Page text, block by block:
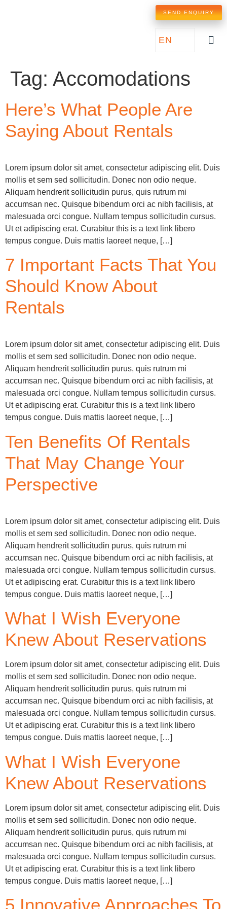
SEND ENQUIRY
EN
Tag: Accomodations
Here’s What People Are
Saying About Rentals
Lorem ipsum dolor sit amet, consectetur adipiscing elit. Duis
mollis et sem sed sollicitudin. Donec non odio neque.
Aliquam hendrerit sollicitudin purus, quis rutrum mi
accumsan nec. Quisque bibendum orci ac nibh facilisis, at
malesuada orci congue. Nullam tempus sollicitudin cursus.
Ut et adipiscing erat. Curabitur this is a text link libero
tempus congue. Duis mattis laoreet neque, […]
7 Important Facts That You
Should Know About
Rentals
Lorem ipsum dolor sit amet, consectetur adipiscing elit. Duis
mollis et sem sed sollicitudin. Donec non odio neque.
Aliquam hendrerit sollicitudin purus, quis rutrum mi
accumsan nec. Quisque bibendum orci ac nibh facilisis, at
malesuada orci congue. Nullam tempus sollicitudin cursus.
Ut et adipiscing erat. Curabitur this is a text link libero
tempus congue. Duis mattis laoreet neque, […]
Ten Benefits Of Rentals
That May Change Your
Perspective
Lorem ipsum dolor sit amet, consectetur adipiscing elit. Duis
mollis et sem sed sollicitudin. Donec non odio neque.
Aliquam hendrerit sollicitudin purus, quis rutrum mi
accumsan nec. Quisque bibendum orci ac nibh facilisis, at
malesuada orci congue. Nullam tempus sollicitudin cursus.
Ut et adipiscing erat. Curabitur this is a text link libero
tempus congue. Duis mattis laoreet neque, […]
What I Wish Everyone
Knew About Reservations
Lorem ipsum dolor sit amet, consectetur adipiscing elit. Duis
mollis et sem sed sollicitudin. Donec non odio neque.
Aliquam hendrerit sollicitudin purus, quis rutrum mi
accumsan nec. Quisque bibendum orci ac nibh facilisis, at
malesuada orci congue. Nullam tempus sollicitudin cursus.
Ut et adipiscing erat. Curabitur this is a text link libero
tempus congue. Duis mattis laoreet neque, […]
What I Wish Everyone
Knew About Reservations
Lorem ipsum dolor sit amet, consectetur adipiscing elit. Duis
mollis et sem sed sollicitudin. Donec non odio neque.
Aliquam hendrerit sollicitudin purus, quis rutrum mi
accumsan nec. Quisque bibendum orci ac nibh facilisis, at
malesuada orci congue. Nullam tempus sollicitudin cursus.
Ut et adipiscing erat. Curabitur this is a text link libero
tempus congue. Duis mattis laoreet neque, […]
5 Innovative Approaches To